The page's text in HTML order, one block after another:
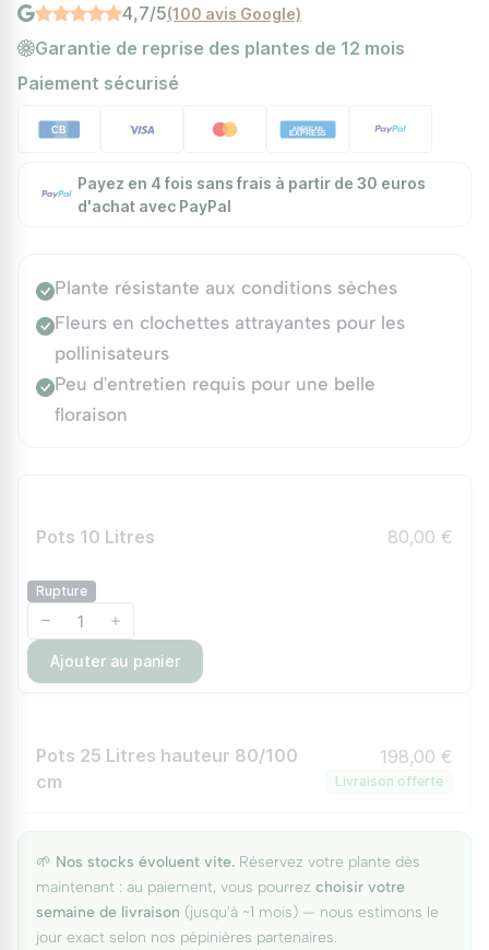
4,7/5(100 avis Google)
Garantie de reprise des plantes de 12 mois
Paiement sécurisé
Payez en 4 fois sans frais à partir de 30 euros
d'achat avec PayPal
Plante résistante aux conditions sèches
Fleurs en clochettes attrayantes pour les
pollinisateurs
Peu d'entretien requis pour une belle
floraison
Pots 10 Litres 80,00 €
Rupture
Ajouter au panier
Pots 25 Litres hauteur 80/100
cm
198,00 €
Livraison offerte
🌱 Nos stocks évoluent vite. Réservez votre plante dès
maintenant : au paiement, vous pourrez choisir votre
semaine de livraison (jusqu'à ~1 mois) — nous estimons le
jour exact selon nos pépinières partenaires.